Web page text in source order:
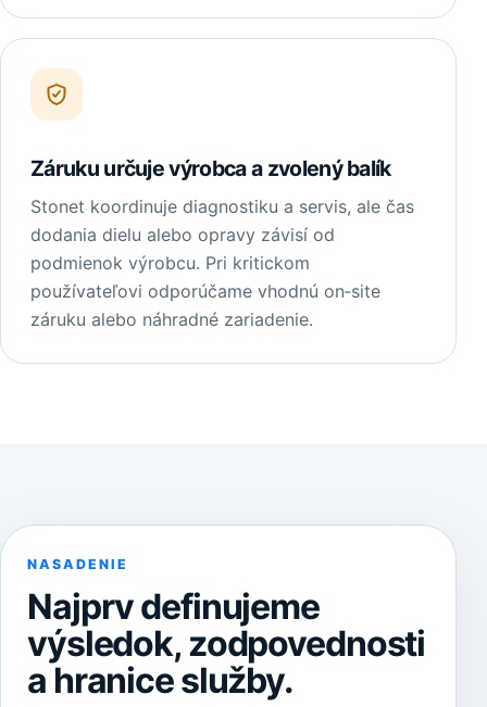
Záruku určuje výrobca a zvolený balík
Stonet koordinuje diagnostiku a servis, ale čas
dodania dielu alebo opravy závisí od
podmienok výrobcu. Pri kritickom
používateľovi odporúčame vhodnú on‑site
záruku alebo náhradné zariadenie.
NASADENIE
Najprv definujeme
výsledok, zodpovednosti
a hranice služby.